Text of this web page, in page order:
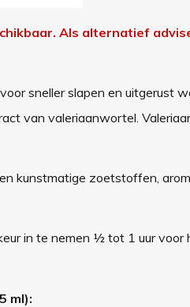
Als alternatief
sneller slapen en uitgerust
van valeriaanwortel.
kunstmatige zoetstoffen,
in te nemen ½ tot 1 uur
ml):